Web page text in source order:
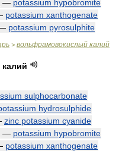
— potassium hypobromite
potassium xanthogenate
potassium pyrosulphite
> вольфрамовокислый калий
калий
sulphocarbonate
hydrosulphide
zinc potassium cyanide
— potassium hypobromite
potassium xanthogenate